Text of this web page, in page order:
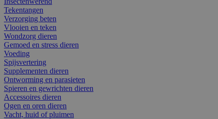
Tekentangen
Verzorging beten
Vlooien en teken
Wondzorg dieren
Gemoed en stress dieren
Voeding
Spijsvertering
Supplementen dieren
Ontworming en parasieten
Spieren en gewrichten dieren
Accessoires dieren
Ogen en oren dieren
Vacht, huid of pluimen